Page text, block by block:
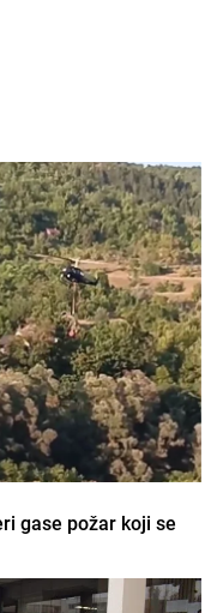
gase požar koji se